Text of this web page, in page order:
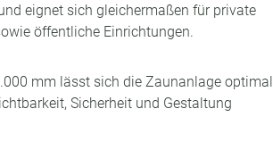
eignet sich gleichermaßen für private
öffentliche Einrichtungen.
mm lässt sich die Zaunanlage optimal
Sicherheit und Gestaltung